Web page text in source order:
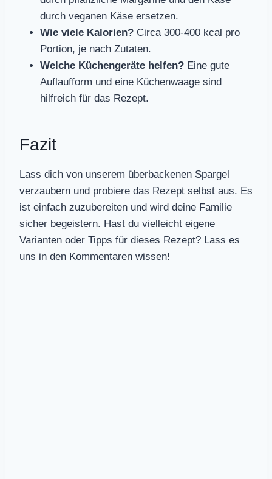
durch veganen Käse ersetzen.
Wie viele Kalorien? Circa 300-400 kcal pro
Portion, je nach Zutaten.
Welche Küchengeräte helfen? Eine gute
Auflaufform und eine Küchenwaage sind
hilfreich für das Rezept.
Fazit
Lass dich von unserem überbackenen Spargel
verzaubern und probiere das Rezept selbst aus. Es
ist einfach zuzubereiten und wird deine Familie
sicher begeistern. Hast du vielleicht eigene
Varianten oder Tipps für dieses Rezept? Lass es
uns in den Kommentaren wissen!